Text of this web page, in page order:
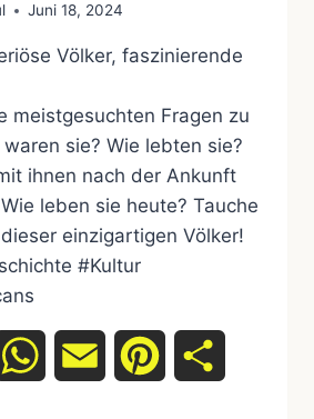
Juni 18, 2024
Völker, faszinierende
meistgesuchten Fragen zu
sie? Wie lebten sie?
ihnen nach der Ankunft
leben sie heute? Tauche
einzigartigen Völker!
#Kultur
WhatsAppEmail Pinterest